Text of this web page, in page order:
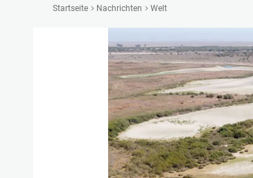
Startseite Nachrichten Welt